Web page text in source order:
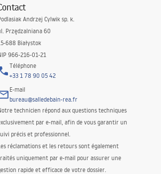
Andrzej Cylwik sp. k.
Przędzalniana 60
688 Białystok
966-216-01-21
Téléphone
+33 1 78 90 05 42
E-mail
bureau@salledebain-rea.fr
technicien répond aux questions techniques
par e-mail, afin de vous garantir un
précis et professionnel.
réclamations et les retours sont également
uniquement par e-mail pour assurer une
rapide et efficace de votre dossier.